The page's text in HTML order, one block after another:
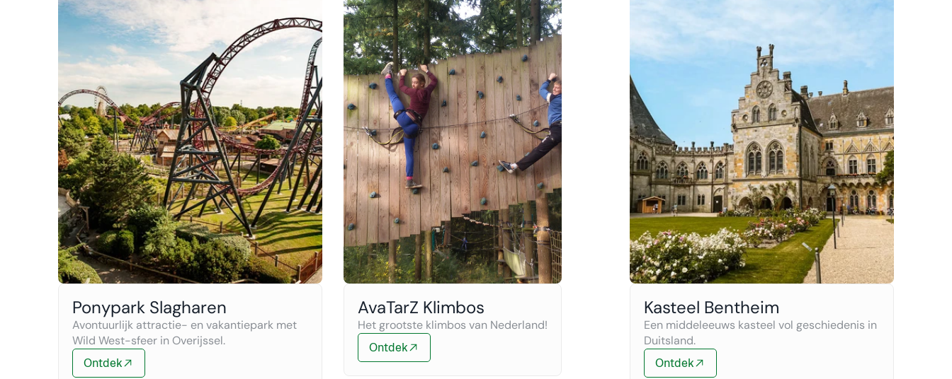
Ponypark Slagharen
Avontuurlijk attractie- en vakantiepark met
Wild West-sfeer in Overijssel.
Ontdek
AvaTarZ Klimbos
Het grootste klimbos van Nederland!
Ontdek
Kasteel Bentheim
Een middeleeuws kasteel vol geschiedenis in
Duitsland.
Ontdek